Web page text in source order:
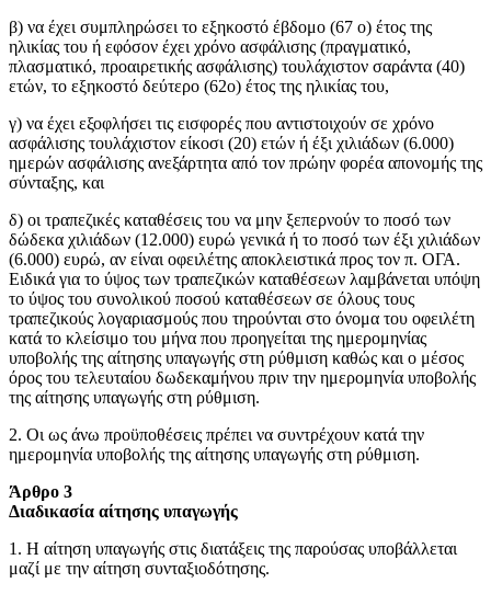
β) να έχει συμπληρώσει το εξηκοστό έβδομο (67 ο) έτος της
ηλικίας του ή εφόσον έχει χρόνο ασφάλισης (πραγματικό,
πλασματικό, προαιρετικής ασφάλισης) τουλάχιστον σαράντα (40)
ετών, το εξηκοστό δεύτερο (62ο) έτος της ηλικίας του,
γ) να έχει εξοφλήσει τις εισφορές που αντιστοιχούν σε χρόνο
ασφάλισης τουλάχιστον είκοσι (20) ετών ή έξι χιλιάδων (6.000)
ημερών ασφάλισης ανεξάρτητα από τον πρώην φορέα απονομής της
σύνταξης, και
δ) οι τραπεζικές καταθέσεις του να μην ξεπερνούν το ποσό των
δώδεκα χιλιάδων (12.000) ευρώ γενικά ή το ποσό των έξι χιλιάδων
(6.000) ευρώ, αν είναι οφειλέτης αποκλειστικά προς τον π. ΟΓΑ.
Ειδικά για το ύψος των τραπεζικών καταθέσεων λαμβάνεται υπόψη
το ύψος του συνολικού ποσού καταθέσεων σε όλους τους
τραπεζικούς λογαριασμούς που τηρούνται στο όνομα του οφειλέτη
κατά το κλείσιμο του μήνα που προηγείται της ημερομηνίας
υποβολής της αίτησης υπαγωγής στη ρύθμιση καθώς και ο μέσος
όρος του τελευταίου δωδεκαμήνου πριν την ημερομηνία υποβολής
της αίτησης υπαγωγής στη ρύθμιση.
2. Οι ως άνω προϋποθέσεις πρέπει να συντρέχουν κατά την
ημερομηνία υποβολής της αίτησης υπαγωγής στη ρύθμιση.
Άρθρο 3
Διαδικασία αίτησης υπαγωγής
1. Η αίτηση υπαγωγής στις διατάξεις της παρούσας υποβάλλεται
μαζί με την αίτηση συνταξιοδότησης.